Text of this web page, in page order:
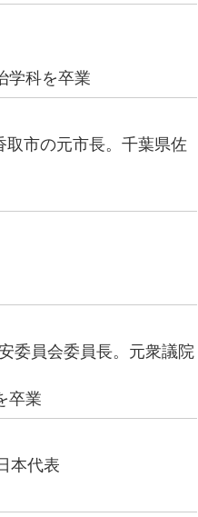
学科を卒業
取市の元市長。千葉県佐
委員会委員長。元衆議院
卒業
本代表